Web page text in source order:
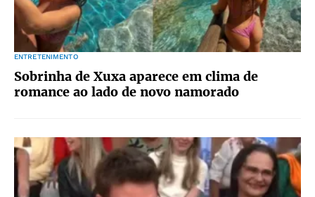
ENTRETENIMENTO
Sobrinha de Xuxa aparece em clima de
romance ao lado de novo namorado